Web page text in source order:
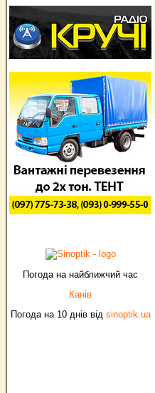
Погода на найближчий час
Канів
Погода на 10 днів від sinoptik.ua